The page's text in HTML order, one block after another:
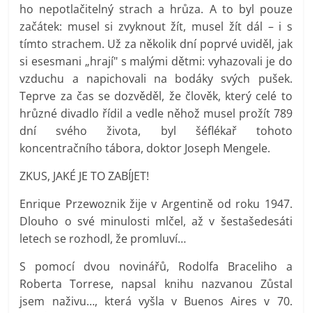
ho nepotlačitelný strach a hrůza. A to byl pouze
začátek: musel si zvyknout žít, musel žít dál – i s
tímto strachem. Už za několik dní poprvé uviděl, jak
si esesmani „hrají" s malými dětmi: vyhazovali je do
vzduchu a napichovali na bodáky svých pušek.
Teprve za čas se dozvěděl, že člověk, který celé to
hrůzné divadlo řídil a vedle něhož musel prožít 789
dní svého života, byl šéflékař tohoto
koncentračního tábora, doktor Joseph Mengele.
ZKUS, JAKÉ JE TO ZABÍJET!
Enrique Przewoznik žije v Argentině od roku 1947.
Dlouho o své minulosti mlčel, až v šestašedesáti
letech se rozhodl, že promluví…
S pomocí dvou novinářů, Rodolfa Braceliho a
Roberta Torrese, napsal knihu nazvanou Zůstal
jsem naživu…, která vyšla v Buenos Aires v 70.